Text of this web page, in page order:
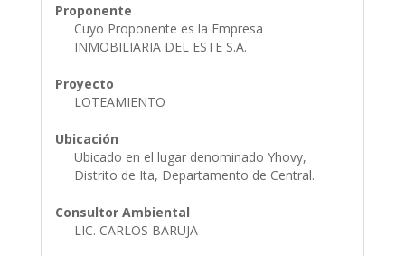
Proponente
Cuyo Proponente es la Empresa
INMOBILIARIA DEL ESTE S.A.
Proyecto
LOTEAMIENTO
Ubicación
Ubicado en el lugar denominado Yhovy,
Distrito de Ita, Departamento de Central.
Consultor Ambiental
LIC. CARLOS BARUJA